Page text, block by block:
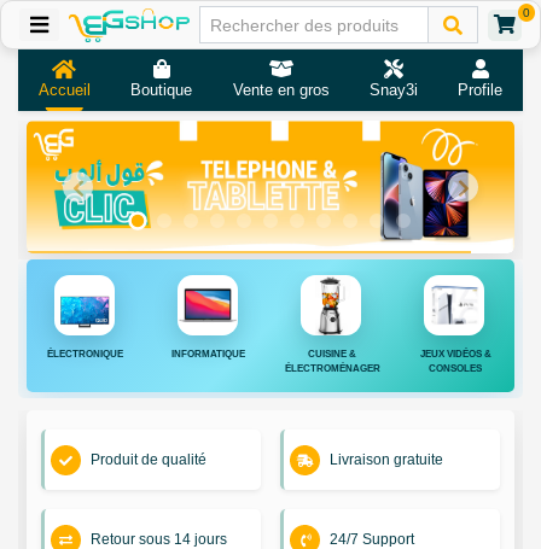
0
Accueil Boutique Vente en gros Snay3i Profile
ÉLECTRONIQUE INFORMATIQUE
CUISINE &
ÉLECTROMÉNAGER
JEUX VIDÉOS &
CONSOLES
Produit de qualité Livraison gratuite
Retour sous 14 jours 24/7 Support